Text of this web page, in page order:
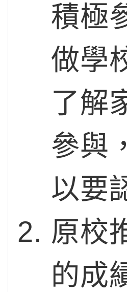
積極
做學
了解
參與
以要
原校
的成